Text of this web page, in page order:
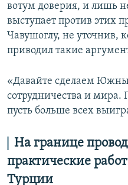
вотум доверия, и лишь
выступает против этих
Чавушоглу, не уточнив,
приводил такие
«Давайте сделаем
сотрудничества и мира.
пусть больше всех
На границе
практические
Турции